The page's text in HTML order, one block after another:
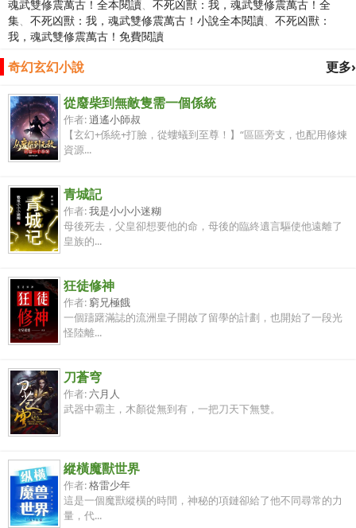
魂武雙修震萬古！全本閱讀、 不死凶獸：我，魂武雙修震萬古！全
集、 不死凶獸：我，魂武雙修震萬古！小說全本閱讀、 不死凶獸：
我，魂武雙修震萬古！免費閱讀
更多›
奇幻玄幻小說
從廢柴到無敵隻需一個係統
作者:逍遙小師叔
【玄幻+係統+打臉，從螻蟻到至尊！】“區區旁支，也配用修煉
資源...
青城記
作者:我是小小小迷糊
母後死去，父皇卻想要他的命，母後的臨終遺言驅使他遠離了
皇族的...
狂徒修神
作者: 窮兄極餓
一個躊躇滿誌的流洲皇子開啟了留學的計劃，也開始了一段光
怪陸離...
刀蒼穹
作者: 六月人
武器中霸主，木顏從無到有，一把刀天下無雙。
縱橫魔獸世界
作者:格雷少年
這是一個魔獸縱橫的時間，神秘的項鏈卻給了他不同尋常的力
量，代...